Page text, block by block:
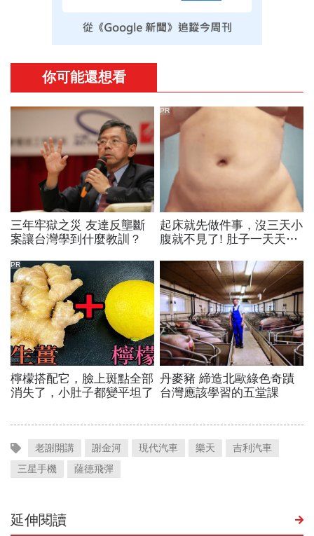
老謝開講 謝金河 現代汽車 樂天
吉利汽車
三星手機
薩德飛彈
延伸閱讀